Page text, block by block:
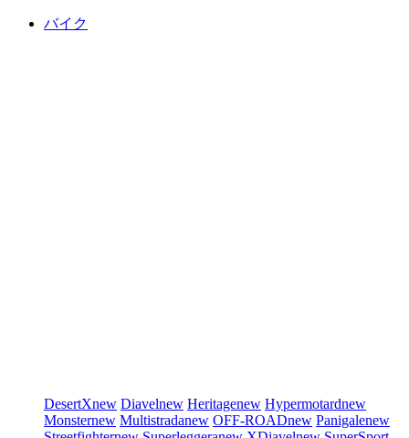
バイク
DesertXnew Diavelnew Heritagenew Hypermotardnew
Monsternew Multistradanew OFF-ROADnew Panigalenew